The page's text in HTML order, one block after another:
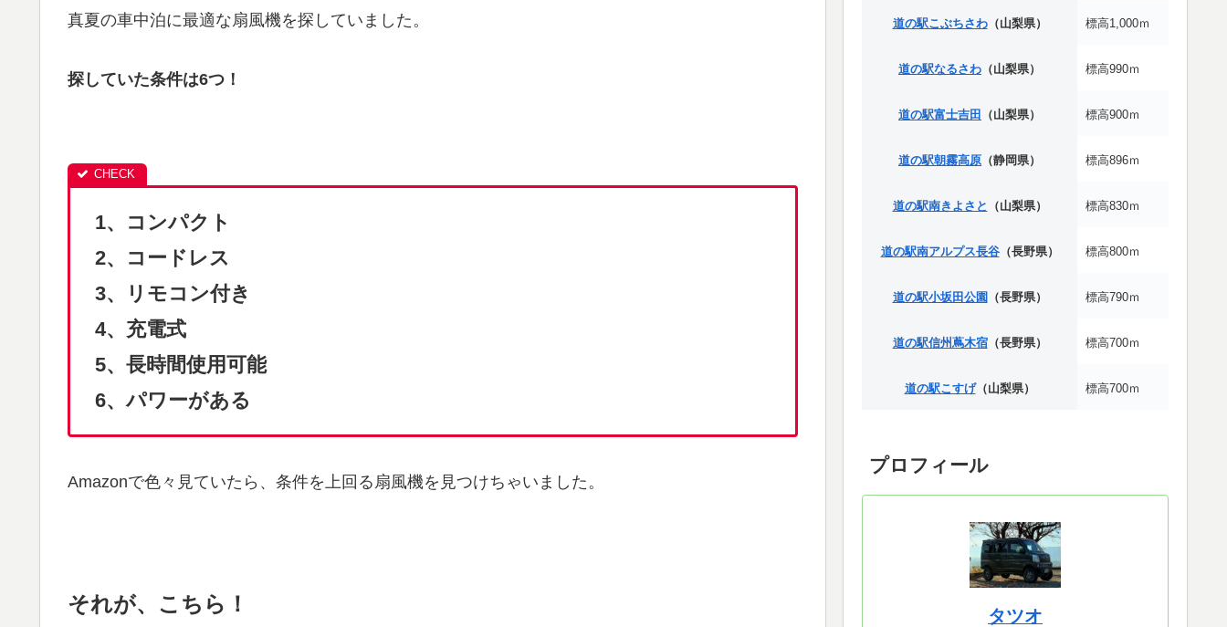
真夏の車中泊に最適な扇風機を探していました。
探していた条件は6つ！
1、コンパクト
2、コードレス
3、リモコン付き
4、充電式
5、長時間使用可能
6、パワーがある
Amazonで色々見ていたら、条件を上回る扇風機を見つけちゃいました。
それが、こちら！
道の駅こぶちさわ（山梨県） 標高1,000ｍ
道の駅なるさわ （山梨県） 標高990ｍ
道の駅富士吉田 （山梨県） 標高900ｍ
道の駅朝霧高原 （静岡県） 標高896ｍ
道の駅南きよさと （山梨県） 標高830ｍ
道の駅南アルプス長谷（長野県） 標高800ｍ
道の駅小坂田公園 （長野県） 標高790ｍ
道の駅信州蔦木宿（長野県） 標高700ｍ
道の駅こすげ（山梨県） 標高700ｍ
プロフィール
タツオ